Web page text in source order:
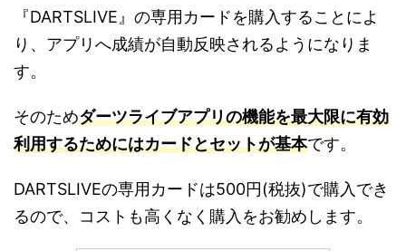
『DARTSLIVE』の専用カードを購入することによ
り、アプリへ成績が自動反映されるようになりま
す。
そのためダーツライブアプリの機能を最大限に有効
利用するためにはカードとセットが基本です。
DARTSLIVEの専用カードは500円(税抜)で購入でき
るので、コストも高くなく購入をお勧めします。